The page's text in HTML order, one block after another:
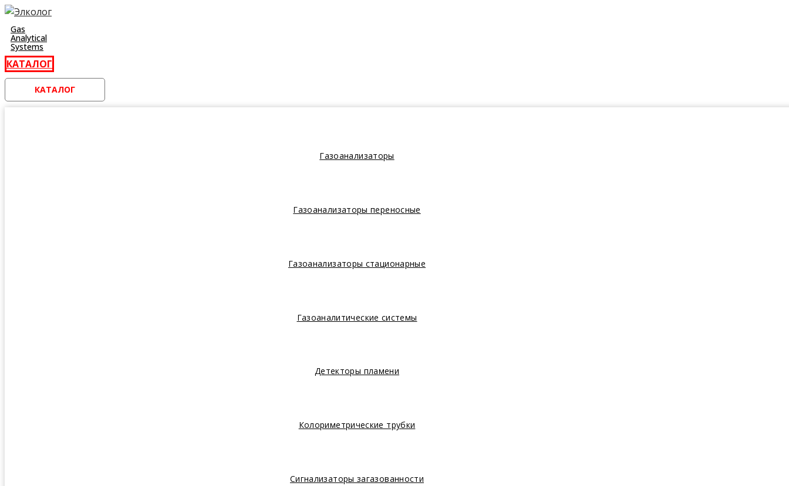
Перейти
контенту
Gas
Analytical
Systems
КАТАЛОГ
КАТАЛОГ
Газоанализаторы
Газоанализаторы переносные
Газоанализаторы стационарные
Газоаналитические системы
Детекторы пламени
Колориметрические трубки
Сигнализаторы загазованности